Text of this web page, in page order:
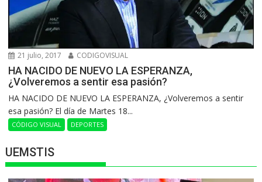
21 julio, 2017 CODIGOVISUAL
HA NACIDO DE NUEVO LA ESPERANZA,
¿Volveremos a sentir esa pasión?
HA NACIDO DE NUEVO LA ESPERANZA, ¿Volveremos a sentir
esa pasión? El día de Martes 18...
CÓDIGO VISUAL DEPORTES
UEMSTIS